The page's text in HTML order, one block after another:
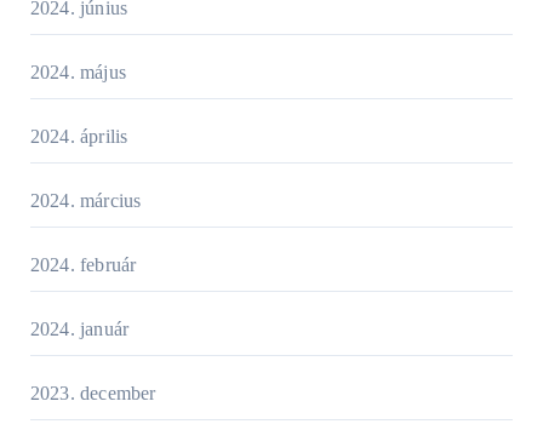
2024. június
2024. május
2024. április
2024. március
2024. február
2024. január
2023. december